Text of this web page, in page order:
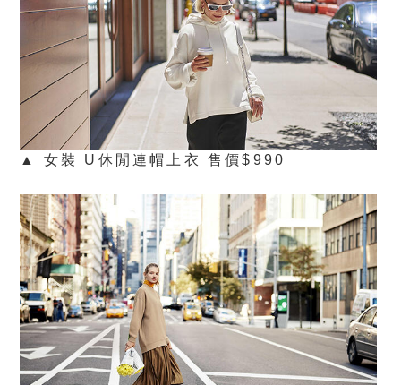
▲ 女裝 U休閒連帽上衣 售價$990